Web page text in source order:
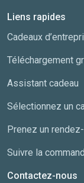
Liens rapides
Cadeaux
Téléchargement
Assistant cadeau
Sélectionnez un
Prenez un
Suivre la
Contactez-nous